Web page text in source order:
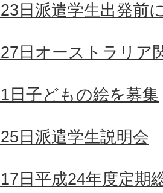
日派遣学生出発前
日オーストラリア
日子どもの絵を募集
日派遣学生説明会
日平成24年度定期